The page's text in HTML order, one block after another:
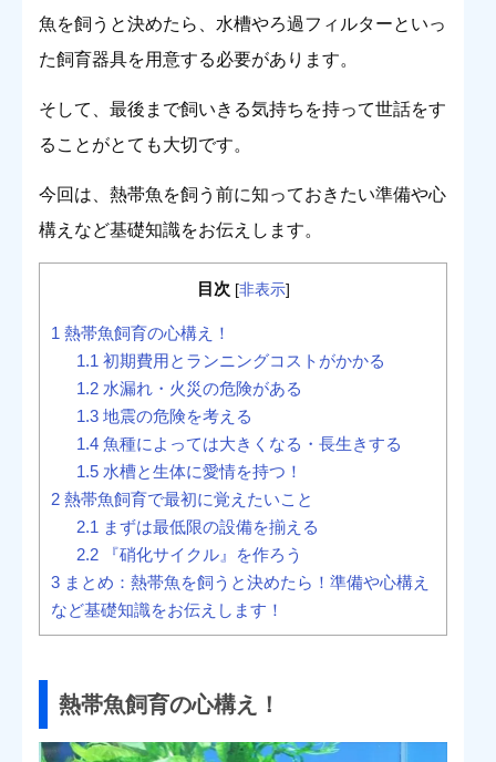
魚を飼うと決めたら、水槽やろ過フィルターといっ
た飼育器具を用意する必要があります。
そして、最後まで飼いきる気持ちを持って世話をす
ることがとても大切です。
今回は、熱帯魚を飼う前に知っておきたい準備や心
構えなど基礎知識をお伝えします。
目次 [非表示]
1 熱帯魚飼育の心構え！
1.1 初期費用とランニングコストがかかる
1.2水漏れ・火災の危険がある
1.3地震の危険を考える
1.4魚種によっては大きくなる・長生きする
1.5水槽と生体に愛情を持つ！
2 熱帯魚飼育で最初に覚えたいこと
2.1 まずは最低限の設備を揃える
2.2『硝化サイクル』を作ろう
3 まとめ：熱帯魚を飼うと決めたら！準備や心構え
など基礎知識をお伝えします！
熱帯魚飼育の心構え！